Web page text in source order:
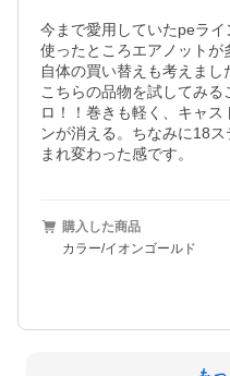
今まで愛用していたpeラ
使ったところエアノットが
自体の買い替えも考えま
こちらの品物を試してみ
ロ！！巻きも軽く、キャ
ンが消える。ちなみに18
まれ変わった感です。
購入した商品
カラー/イオンゴールド